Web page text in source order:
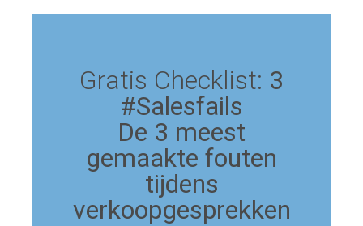
Gratis Checklist: 3
#Salesfails
De 3 meest
gemaakte fouten
tijdens
verkoopgesprekken